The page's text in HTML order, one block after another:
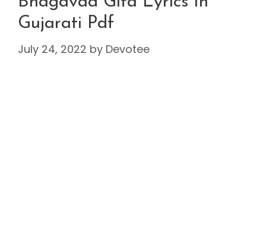
Gujarati Pdf
July 24, 2022 by Devotee